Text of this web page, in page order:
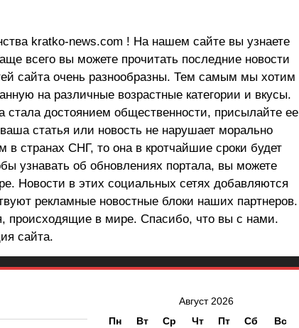
kratko-news.com ! На нашем сайте вы узнаете
всего вы можете прочитать последние новости
сайта очень разнообразны. Тем самым мы хотим
на различные возрастные категории и вкусы.
достоянием общественности, присылайте ее
статья или новость не нарушает морально
в странах СНГ, то она в кротчайшие сроки будет
узнавать об обновлениях портала, вы можете
Новости в этих социальных сетях добавляются
рекламные новостные блоки наших партнеров.
происходящие в мире. Спасибо, что вы с нами.
сайта.
Август 2026
Пн
Вт Ср Чт Пт Сб Вс